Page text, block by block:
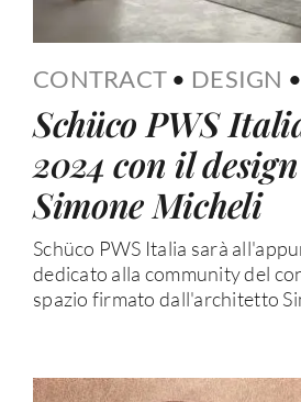
CONTRACT • DESIGN •
Schüco PWS
2024 con il
Simone Micheli
Schüco PWS Italia sarà
dedicato alla community del
spazio firmato dall'architetto